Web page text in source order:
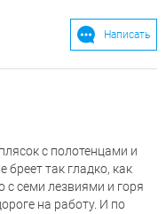
Написать
с полотенцами и
бреет так гладко, как
с семи лезвиями и горя
на работу. И по